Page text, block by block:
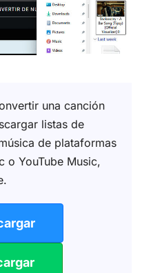
una canción
listas de
de plataformas
o YouTube Music,